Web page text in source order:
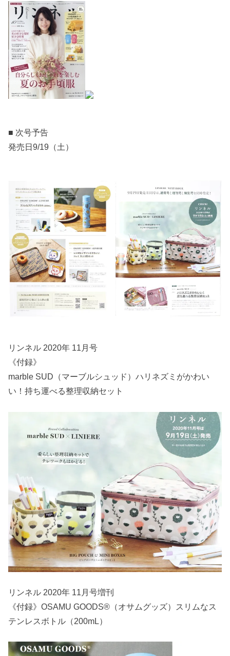
■ 次号予告
発売日9/19（土）
リンネル 2020年 11月号
《付録》
marble SUD（マーブルシュッド）ハリネズミがかわい
い！持ち運べる整理収納セット
リンネル 2020年 11月号増刊
《付録》OSAMU GOODS®（オサムグッズ）スリムなス
テンレスボトル（200mL）